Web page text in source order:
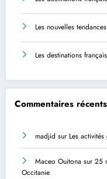
Les nouvelles
Les destinations
Commentaires récents
madjid sur Les
Maceo Ouitona sur 25
Occitanie